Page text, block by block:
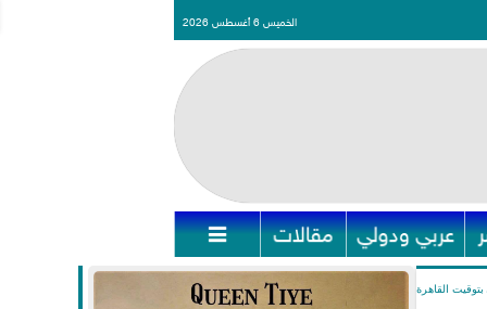
الخميس 6 أغسطس 2026
عربي ودولي مقالات 
بتوقيت القاهرة